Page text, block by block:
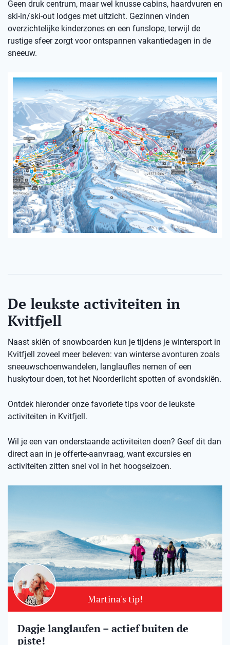
Geen druk centrum, maar wel knusse cabins, haardvuren en
ski-in/ski-out lodges met uitzicht. Gezinnen vinden
overzichtelijke kinderzones en een funslope, terwijl de
rustige sfeer zorgt voor ontspannen vakantiedagen in de
sneeuw.
De leukste activiteiten in
Kvitfjell
Naast skiën of snowboarden kun je tijdens je wintersport in
Kvitfjell zoveel meer beleven: van winterse avonturen zoals
sneeuwschoenwandelen, langlaufles nemen of een
huskytour doen, tot het Noorderlicht spotten of avondskiën.
Ontdek hieronder onze favoriete tips voor de leukste
activiteiten in Kvitfjell.
Wil je een van onderstaande activiteiten doen? Geef dit dan
direct aan in je offerte-aanvraag, want excursies en
activiteiten zitten snel vol in het hoogseizoen.
Martina's tip!
Dagje langlaufen – actief buiten de
piste!